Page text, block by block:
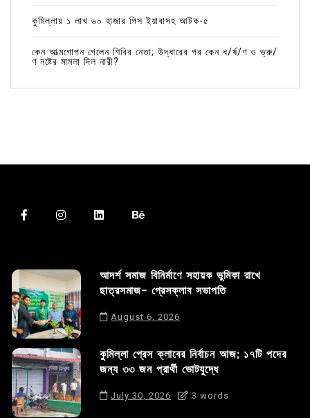
কুমিল্লায় ১ লাখ ৬০ হাজার পিস ইয়াবাসহ আটক-৫
কেন আত্মগোপন গেলেন শিবির নেতা; উদ্ধারের পর কেন ধ/র্ষ/ণ ও ভ্রু/
ণ নষ্টের মামলা দিল নারী?
আদর্শ সমাজ বিনির্মাণে সহায়ক ভুমিকা রাখে
ছাত্রসমাজ- প্রেসক্লাব সভাপতি
August 6, 2026
কুমিল্লা প্রেস ক্লাবের নির্বাচন আজ; ১৭টি পদের
জন্য ৩৩ জন প্রার্থী ভোটযুদ্ধে
July 30, 2026 3 words